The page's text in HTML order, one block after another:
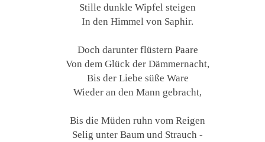
Stille dunkle Wipfel steigen
In den Himmel von Saphir.
Doch darunter flüstern Paare
Von dem Glück der Dämmernacht,
Bis der Liebe süße Ware
Wieder an den Mann gebracht,
Bis die Müden ruhn vom Reigen
Selig unter Baum und Strauch -